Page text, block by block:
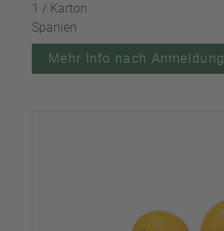
1 / Karton
Spanien
Mehr Info nach Anmeldung